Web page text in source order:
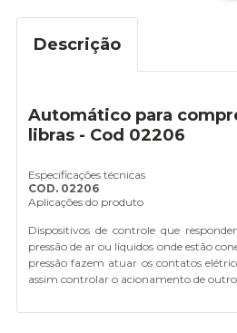
Descrição
Automático para
libras - Cod 02206
Especificações técnicas
COD. 02206
Aplicações do produto
Dispositivos de controle que
pressão de ar ou líquidos onde estão
pressão fazem atuar os contatos
assim controlar o acionamento de